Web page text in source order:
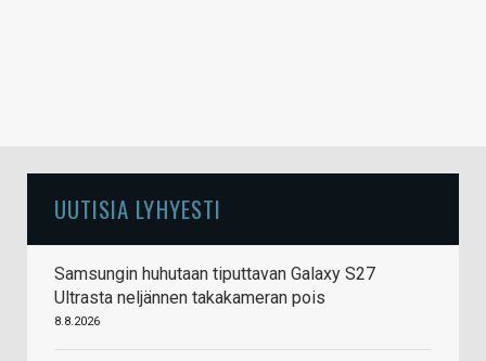
UUTISIA LYHYESTI
Samsungin huhutaan tiputtavan Galaxy S27
Ultrasta neljännen takakameran pois
8.8.2026